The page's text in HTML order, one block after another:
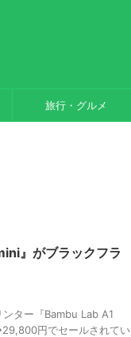
旅行・グルメ
』がブラックフラ
ター『Bambu Lab A1
円でセールされてい